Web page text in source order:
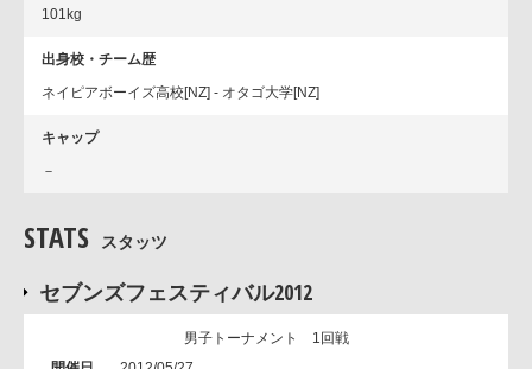
101kg
出身校・チーム歴
ネイピアボーイズ高校[NZ] - オタゴ大学[NZ]
キャップ
－
STATS スタッツ
セブンズフェスティバル2012
男子トーナメント 1回戦